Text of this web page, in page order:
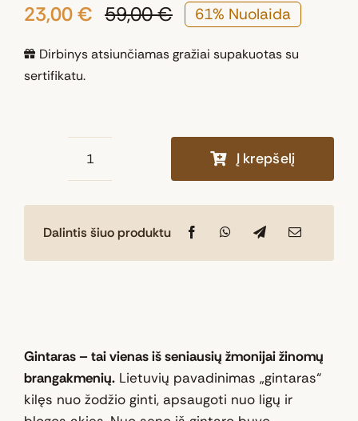
59,00€Original
price
was:
23,00€
Current
price
is:
61% Nuolaida
Dirbinys atsiunčiamas gražiai supakuotas su
sertifikatu.
produkto
skara
Į krepšelį
Dalintis šiuo produktu
Gintaras – tai vienas iš seniausių žmonijai žinomų
brangakmenių.Lietuvių pavadinimas „gintaras“
kilęs nuo žodžio ginti, apsaugoti nuo ligų ir